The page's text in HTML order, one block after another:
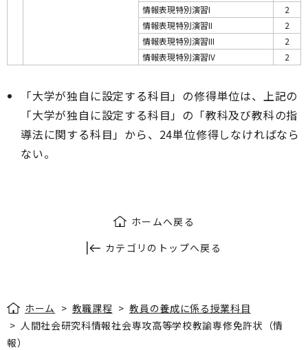
情報表現特別演習I
2
情報表現特別演習II
2
情報表現特別演習III
2
情報表現特別演習IV
2
「大学が独自に設定する科目」の修得単位は、上記の
「大学が独自に設定する科目」の「教科及び教科の指
導法に関する科目」から、24単位修得しなければなら
ない。
カテゴリのトップへ戻る
ホームへ戻る
ホーム > 教職課程 >教員の養成に係る授業科目
> 人間社会研究科情報社会専攻高等学校教諭専修免許状（情
報）